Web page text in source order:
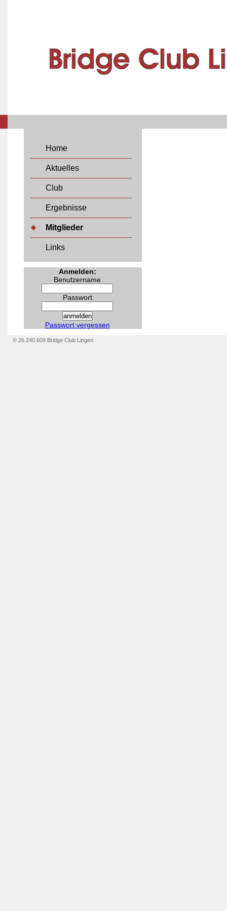
Home
Aktuelles
Club
Ergebnisse
Mitglieder
Links
Anmelden:
Benutzername
Passwort
Passwort vergessen
© 26.240.609 Bridge Club Lingen